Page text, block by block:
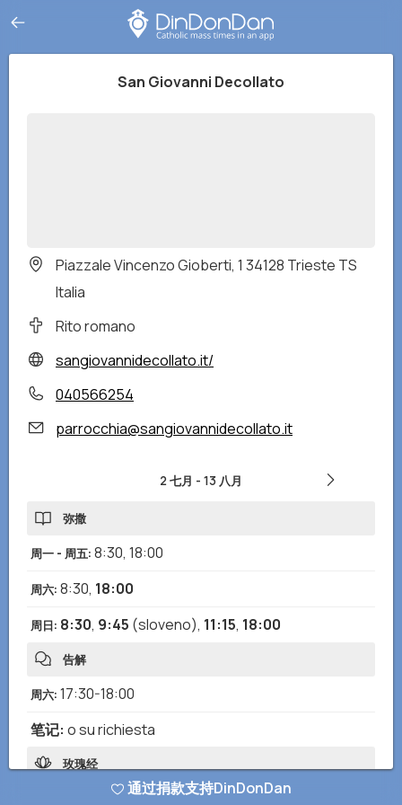
San Giovanni Decollato
Piazzale Vincenzo Gioberti, 1 34128 Trieste TS
Italia
Rito romano
sangiovannidecollato.it/
040566254
parrocchia@sangiovannidecollato.it
2 七月 - 13 八月
弥撒
周一 - 周五: 8:30, 18:00
周六: 8:30, 18:00
周日: 8:30, 9:45 (sloveno), 11:15, 18:00
告解
周六: 17:30-18:00
笔记: o su richiesta
玫瑰经
(sloveno)
通过捐款支持DinDonDan